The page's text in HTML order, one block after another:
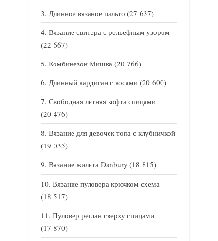
Длинное вязаное пальто (27 637)
Вязание свитера с рельефным узором
(22 667)
Комбинезон Мишка (20 766)
Длинный кардиган с косами (20 600)
Свободная летняя кофта спицами
(20 476)
Вязание для девочек топа с клубничкой
(19 035)
Вязание жилета Danbury (18 815)
Вязание пуловера крючком схема
(18 517)
Пуловер реглан сверху спицами
(17 870)